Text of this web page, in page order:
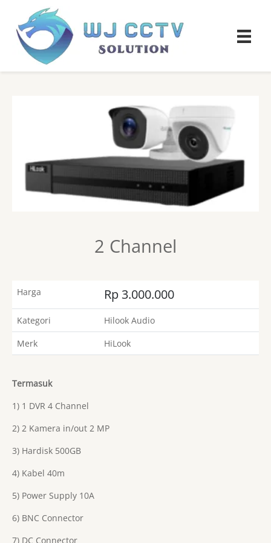
2 Channel
Harga Rp 3.000.000
Kategori
Hilook Audio
Merk
HiLook
Termasuk
1) 1 DVR 4 Channel
2) 2 Kamera in/out 2 MP
3) Hardisk 500GB
4) Kabel 40m
5) Power Supply 10A
6) BNC Connector
7) DC Connector